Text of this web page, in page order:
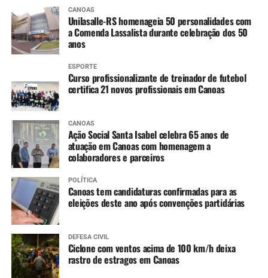
níveis ainda em inundação ao longo do dia.
Ibicuí (Manoel Viana) – Tendência de lento
declínio, com níveis ainda em inundação ao longo
Caí (Montenegro) – Tendência de estabilidade.
Taquari (Taquari) – Tendência de lenta elevação,
devendo entrar em estabilidade ao longo do dia.
Constante declínio em Cachoeira do Sul e Rio
Pardo, e variando entre estabilidade e lenta
elevação em São Jerônimo.
Jacuí (Ilhas da RMPOA) – Tendência entre
estabilidade e lenta elevação, mantendo os níveis
elevados nos próximos dias.
Sinos (Campo Bom e São Leopoldo) – Tendência
de lento declínio, já retornando para cota de alerta
em Campo Bom.
Nível de rios e lagos
CANOAS
Unilasalle-RS homenageia 50 personalidades com
a Comenda Lassalista durante celebração dos 50
anos
ESPORTE
Curso profissionalizante de treinador de futebol
certifica 21 novos profissionais em Canoas
CANOAS
Ação Social Santa Isabel celebra 65 anos de
atuação em Canoas com homenagem a
colaboradores e parceiros
POLÍTICA
Canoas tem candidaturas confirmadas para as
eleições deste ano após convenções partidárias
DEFESA CIVIL
Ciclone com ventos acima de 100 km/h deixa
rastro de estragos em Canoas